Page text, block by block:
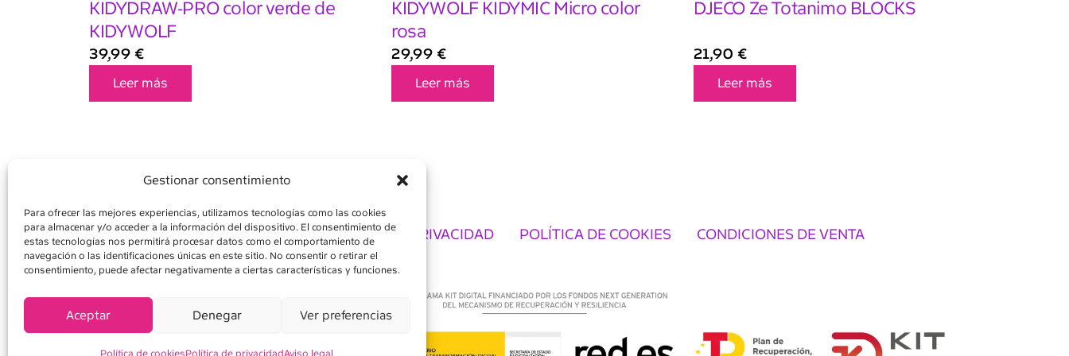
Gestionar consentimiento
Para ofrecer las mejores experiencias, utilizamos tecnologías como las cookies
para almacenar y/o acceder a la información del dispositivo. El consentimiento de
estas tecnologías nos permitirá procesar datos como el comportamiento de
navegación o las identificaciones únicas en este sitio. No consentir o retirar el
consentimiento, puede afectar negativamente a ciertas características y funciones.
Aceptar Denegar Ver preferencias
Política de cookiesPolítica de privacidadAviso legal
KIDYDRAW-PRO color verde de
KIDYWOLF
39,99 €
Leer más
KIDYWOLF KIDYMIC Micro color
rosa
29,99 €
Leer más
DJECO Ze Totanimo BLOCKS
21,90 €
Leer más
AVISO LEGAL POLÍTICA DE PRIVACIDAD POLÍTICA DE COOKIES CONDICIONES DE VENTA